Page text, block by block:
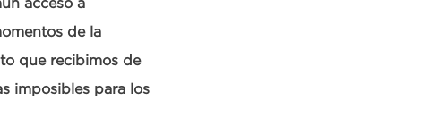
de la
que recibimos de
imposibles para los